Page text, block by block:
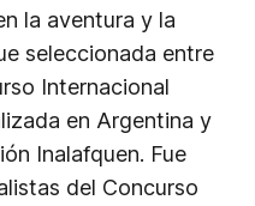
la aventura y la
seleccionada entre
Internacional
en Argentina y
Inalafquen. Fue
del Concurso